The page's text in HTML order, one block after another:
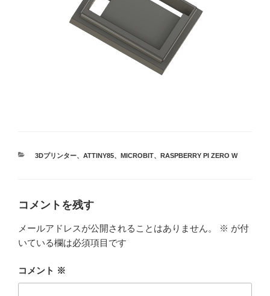
カ
3Dプリンター、 ATTINY85、 MICROBIT、 RASPBERRY PI ZERO W
コメントを残す
メールアドレスが公開されることはありません。 ※ が付
いている欄は必須項目です
コメント ※